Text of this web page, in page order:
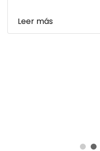
Leer más